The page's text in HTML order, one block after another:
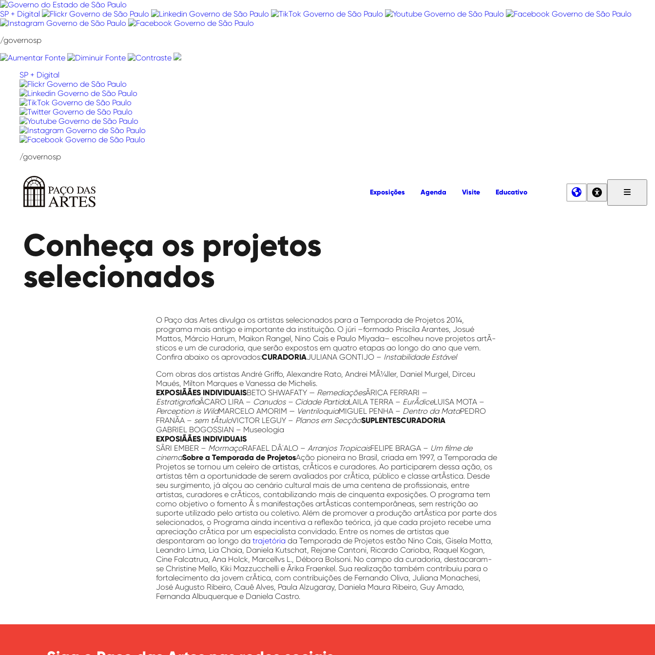
Pular
para
o
SP + Digital
/governosp
SP + Digital
/governosp
Artes
Exposições Agenda Visite Educativo
Conheça os projetos
selecionados
O Paço das Artes divulga os artistas selecionados para a Temporada de Projetos 2014,
programa mais antigo e importante da instituição. O júri –formado Priscila Arantes, Josué
Mattos, Márcio Harum, Maikon Rangel, Nino Cais e Paulo Miyada– escolheu nove projetos artÃ­
sticos e um de curadoria, que serão expostos em quatro etapas ao longo do ano que vem.
Confira abaixo os aprovados:CURADORIAJULIANA GONTIJO – Instabilidade Estável
Com obras dos artistas André Griffo, Alexandre Rato, Andrei MÃ¼ller, Daniel Murgel, Dirceu
Maués, Milton Marques e Vanessa de Michelis.
EXPOSIÃÃES INDIVIDUAISBETO SHWAFATY — RemediaçõesÃRICA FERRARI —
EstratigrafiaÃCARO LIRA – Canudos – Cidade PartidaLAILA TERRA – EurÃ­diceLUISA MOTA –
Perception is WildMARCELO AMORIM — VentriloquiaMIGUEL PENHA – Dentro da MataPEDRO
FRANÃA – sem tÃ­tuloVICTOR LEGUY – Planos em SecçãoSUPLENTESCURADORIA
GABRIEL BOGOSSIAN – Museologia
EXPOSIÃÃES INDIVIDUAIS
SÃRI EMBER – MormaçoRAFAEL DÂ´ALO – Arranjos TropicaisFELIPE BRAGA – Um filme de
cinemaSobre a Temporada de ProjetosAção pioneira no Brasil, criada em 1997, a Temporada de
Projetos se tornou um celeiro de artistas, crÃ­ticos e curadores. Ao participarem dessa ação, os
artistas têm a oportunidade de serem avaliados por crÃ­tica, público e classe artÃ­stica. Desde
seu surgimento, já alçou ao cenário cultural mais de uma centena de profissionais, entre
artistas, curadores e crÃ­ticos, contabilizando mais de cinquenta exposições. O programa tem
como objetivo o fomento Ã s manifestações artÃ­sticas contemporâneas, sem restrição ao
suporte utilizado pelo artista ou coletivo. Além de promover a produção artÃ­stica por parte dos
selecionados, o Programa ainda incentiva a reflexão teórica, já que cada projeto recebe uma
apreciação crÃ­tica por um especialista convidado. Entre os nomes de artistas que
despontaram ao longo da trajetória da Temporada de Projetos estão Nino Cais, Gisela Motta,
Leandro Lima, Lia Chaia, Daniela Kutschat, Rejane Cantoni, Ricardo Carioba, Raquel Kogan,
Cine Falcatrua, Ana Holck, Marcellvs L., Débora Bolsoni. No campo da curadoria, destacaram-
se Christine Mello, Kiki Mazzucchelli e Ãrika Fraenkel. Sua realização também contribuiu para o
fortalecimento da jovem crÃ­tica, com contribuições de Fernando Oliva, Juliana Monachesi,
José Augusto Ribeiro, Cauê Alves, Paula Alzugaray, Daniela Maura Ribeiro, Guy Amado,
Fernanda Albuquerque e Daniela Castro.